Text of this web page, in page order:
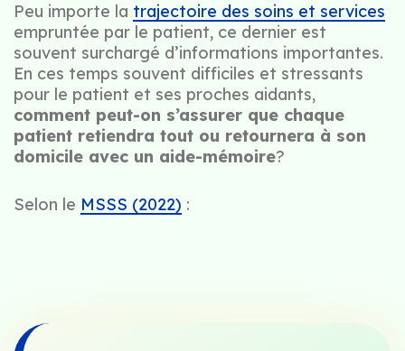
Peu importe la trajectoire des soins et services
empruntée par le patient, ce dernier est
souvent surchargé d’informations importantes.
En ces temps souvent difficiles et stressants
pour le patient et ses proches aidants,
comment peut-on s’assurer que chaque
patient retiendra tout ou retournera à son
domicile avec un aide-mémoire?
Selon le MSSS (2022) :